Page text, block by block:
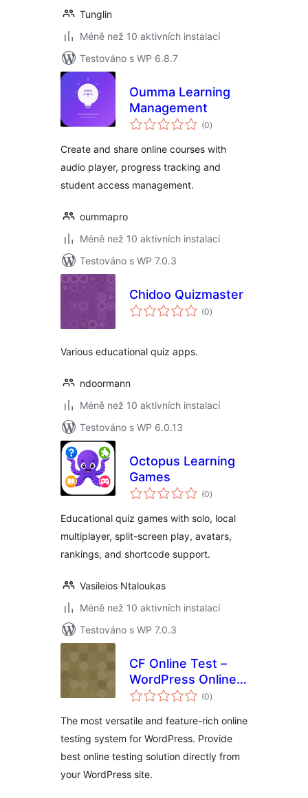
Tunglin
Méně než 10 aktivních instalací
Testováno s WP 6.8.7
Oumma Learning
Management
(0celkové
hodnocení
)
Create and share online courses with
audio player, progress tracking and
student access management.
oummapro
Méně než 10 aktivních instalací
Testováno s WP 7.0.3
Chidoo Quizmaster
(0celkové
hodnocení
)
Various educational quiz apps.
ndoormann
Méně než 10 aktivních instalací
Testováno s WP 6.0.13
Octopus Learning
Games
(0celkové
hodnocení
)
Educational quiz games with solo, local
multiplayer, split-screen play, avatars,
rankings, and shortcode support.
Vasileios Ntaloukas
Méně než 10 aktivních instalací
Testováno s WP 7.0.3
CF Online Test –
WordPress Online
Test Plugin (0celkové
hodnocení
)
The most versatile and feature-rich online
testing system for WordPress. Provide
best online testing solution directly from
your WordPress site.